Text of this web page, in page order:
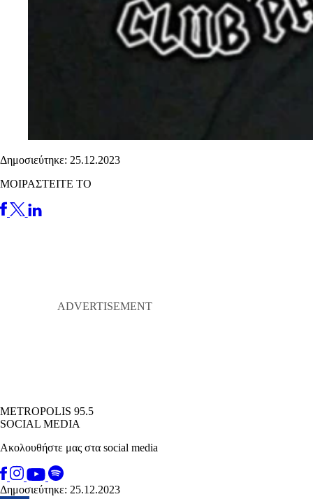
Δημοσιεύτηκε: 25.12.2023
ΜΟΙΡΑΣΤΕΙΤΕ ΤΟ
METROPOLIS 95.5
SOCIAL MEDIA
Ακολουθήστε μας στα social media
Δημοσιεύτηκε: 25.12.2023